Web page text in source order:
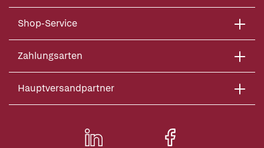
Shop-Service
Zahlungsarten
Hauptversandpartner